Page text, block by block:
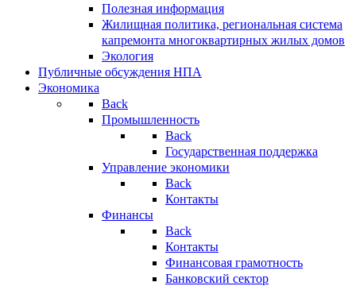
Полезная информация
Жилищная политика, региональная система
капремонта многоквартирных жилых домов
Экология
Публичные обсуждения НПА
Экономика
Back
Промышленность
Back
Государственная поддержка
Управление экономики
Back
Контакты
Финансы
Back
Контакты
Финансовая грамотность
Банковский сектор